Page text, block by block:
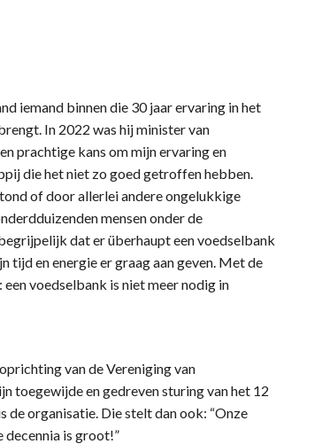
iemand binnen die 30 jaar ervaring in het
In 2022 was hij minister van
prachtige kans om mijn ervaring en
die het niet zo goed getroffen hebben.
of door allerlei andere ongelukkige
mensen onder de
dat er überhaupt een voedselbank
tijd en energie er graag aan geven. Met de
voedselbank is niet meer nodig in
van de Vereniging van
toegewijde en gedreven sturing van het 12
de organisatie. Die stelt dan ook: “Onze
decennia is groot!”